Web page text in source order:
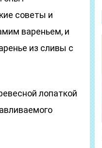
советы и
вареньем, и
из сливы с
лопаткой